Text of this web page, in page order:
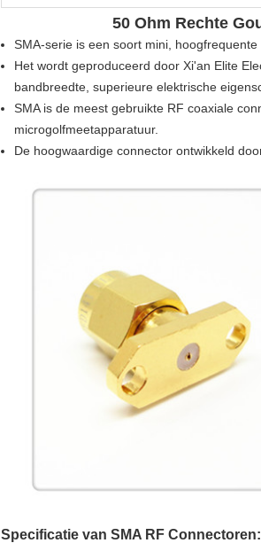
50 Ohm Rechte
SMA-serie is een soort mini, hoogfrequente
Het wordt geproduceerd door Xi'an Elite
bandbreedte, superieure elektrische
SMA is de meest gebruikte RF coaxiale
microgolfmeetapparatuur.
De hoogwaardige connector ontwikkeld
Specificatie van SMA RF Connectoren: